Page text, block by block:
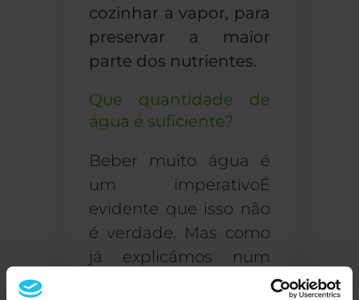
cozinhar a vapor, para
preservar a maior
parte dos nutrientes.
Que quantidade de
água é suficiente?
Beber muito água é
um imperativoÉ
evidente que isso não
é verdade. Mas como
já explicámos num